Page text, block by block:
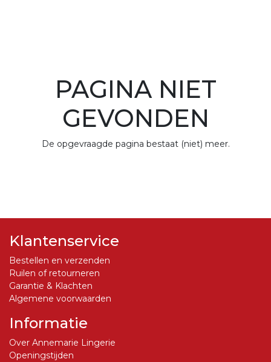
PAGINA NIET
GEVONDEN
De opgevraagde pagina bestaat (niet) meer.
Klantenservice
Bestellen en verzenden
Ruilen of retourneren
Garantie & Klachten
Algemene voorwaarden
Informatie
Over Annemarie Lingerie
Openingstijden